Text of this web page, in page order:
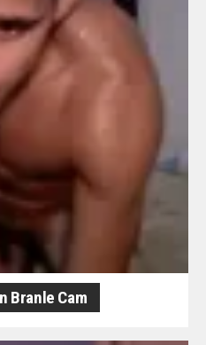
Branle Cam